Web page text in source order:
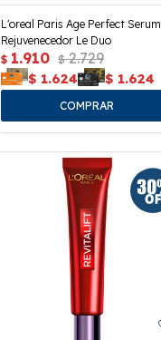
L'oreal Paris Age Perfect Serum
Rejuvenecedor Le Duo
$ 1.910 $ 2.729
$ 1.624 $ 1.624